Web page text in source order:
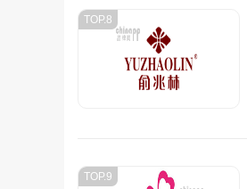
TOP.8
TOP.9